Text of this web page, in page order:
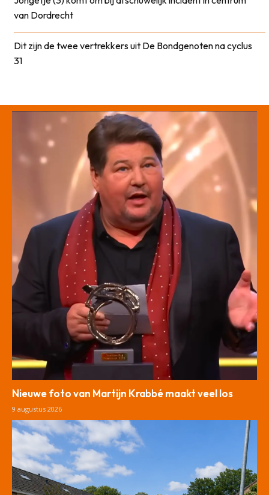
van Dordrecht
Dit zijn de twee vertrekkers uit De Bondgenoten na cyclus
31
Nieuwe foto van Martijn Krabbé maakt veel los
9 augustus 2026